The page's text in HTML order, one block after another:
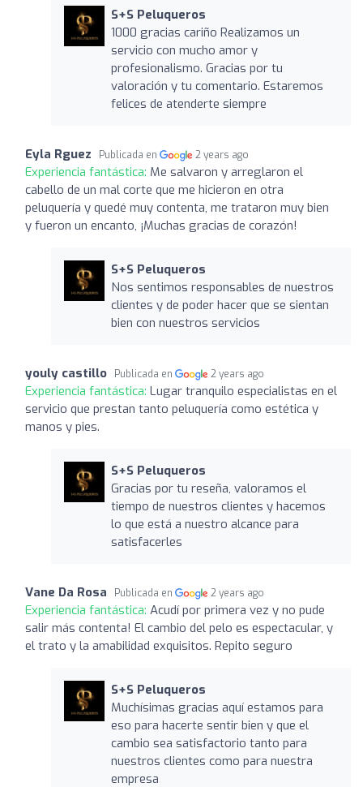
S+S Peluqueros
1000 gracias cariño Realizamos un
servicio con mucho amor y
profesionalismo. Gracias por tu
valoración y tu comentario. Estaremos
felices de atenderte siempre
Eyla Rguez Publicada en 2 years ago
Experiencia fantástica: Me salvaron y arreglaron el
cabello de un mal corte que me hicieron en otra
peluquería y quedé muy contenta, me trataron muy bien
y fueron un encanto, ¡Muchas gracias de corazón!
S+S Peluqueros
Nos sentimos responsables de nuestros
clientes y de poder hacer que se sientan
bien con nuestros servicios
youly castillo Publicada en 2 years ago
Experiencia fantástica: Lugar tranquilo especialistas en el
servicio que prestan tanto peluquería como estética y
manos y pies.
S+S Peluqueros
Gracias por tu reseña, valoramos el
tiempo de nuestros clientes y hacemos
lo que está a nuestro alcance para
satisfacerles
Vane Da Rosa Publicada en 2 years ago
Experiencia fantástica: Acudí por primera vez y no pude
salir más contenta! El cambio del pelo es espectacular, y
el trato y la amabilidad exquisitos. Repito seguro
S+S Peluqueros
Muchísimas gracias aquí estamos para
eso para hacerte sentir bien y que el
cambio sea satisfactorio tanto para
nuestros clientes como para nuestra
empresa